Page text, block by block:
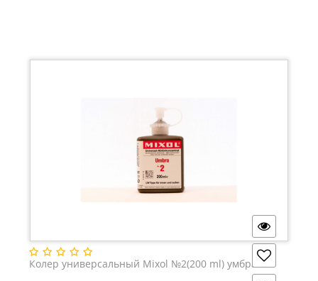
Колер универсальный Mixol №2(200 ml) умбра